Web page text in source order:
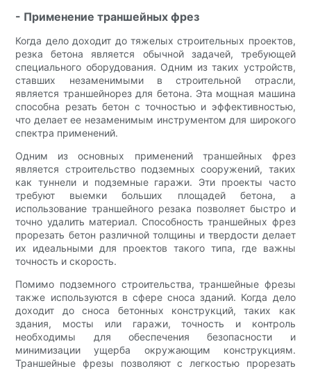
- Применение траншейных фрез
Когда дело доходит до тяжелых строительных проектов,
резка бетона является обычной задачей, требующей
специального оборудования. Одним из таких устройств,
ставших незаменимыми в строительной отрасли,
является траншейнорез для бетона. Эта мощная машина
способна резать бетон с точностью и эффективностью,
что делает ее незаменимым инструментом для широкого
спектра применений.
Одним из основных применений траншейных фрез
является строительство подземных сооружений, таких
как туннели и подземные гаражи. Эти проекты часто
требуют выемки больших площадей бетона, а
использование траншейного резака позволяет быстро и
точно удалить материал. Способность траншейных фрез
прорезать бетон различной толщины и твердости делает
их идеальными для проектов такого типа, где важны
точность и скорость.
Помимо подземного строительства, траншейные фрезы
также используются в сфере сноса зданий. Когда дело
доходит до сноса бетонных конструкций, таких как
здания, мосты или гаражи, точность и контроль
необходимы для обеспечения безопасности и
минимизации ущерба окружающим конструкциям.
Траншейные фрезы позволяют с легкостью прорезать